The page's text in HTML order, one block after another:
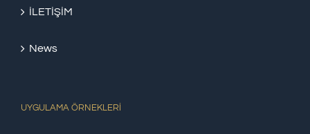
İLETİŞİM
News
UYGULAMA ÖRNEKLERİ